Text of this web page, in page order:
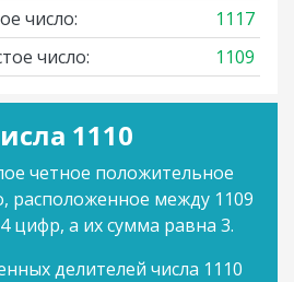
число:
1117
число:
1109
1110
четное положительное
расположенное между 1109
цифр, а их сумма равна 3.
делителей числа 1110